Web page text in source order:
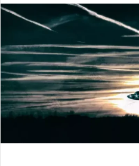
o
o
n
X
a
e
m
a
i
l